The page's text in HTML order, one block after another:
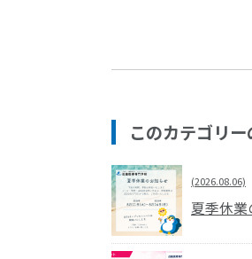
このカテゴリ
(2026.08.06)
夏季休